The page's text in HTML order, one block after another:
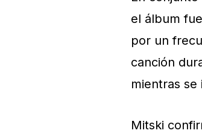
el álbum
por un
canción
mientras
Mitski